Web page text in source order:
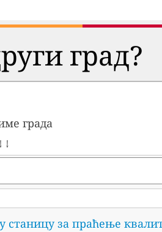
град?
града
↓
за праћење